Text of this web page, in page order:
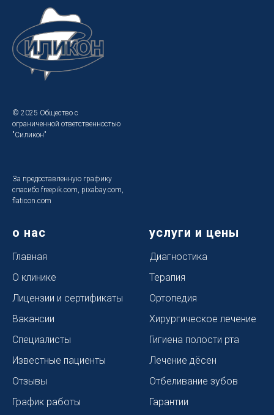
© 2025 Общество с
ограниченной ответственностью
"Силикон"
За предоставленную графику
спасибо freepik.com, pixabay.com,
flaticon.com
о нас
Главная
О клинике
Лицензии и сертификаты
Вакансии
Специалисты
Известные пациенты
Отзывы
График работы
услуги и цены
Диагностика
Терапия
Ортопедия
Хирургическое лечение
Гигиена полости рта
Лечение дёсен
Отбеливание зубов
Гарантии